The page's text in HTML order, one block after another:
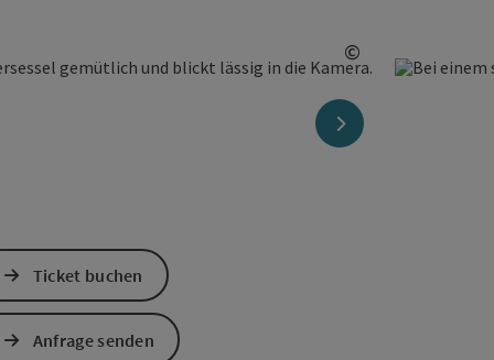
©
Copyright
nächstes Element
Ticket buchen
Anfrage senden